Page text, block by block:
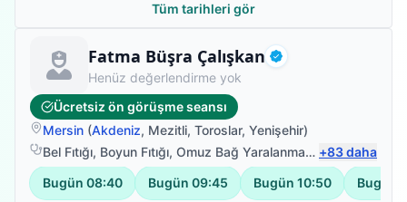
Tüm tarihleri gör
Fatma Büşra Çalışkan Doğrulanmış
Fizyoterapist
Henüz değerlendirme yok
Ücretsiz ön görüşme seansı
Mersin (Akdeniz, Mezitli, Toroslar, Yenişehir)
Bel Fıtığı, Boyun Fıtığı, Omuz Bağ Yaralanması ,Sırt Ağrısı
+83daha
Bugün 08:40 Bugün 09:45 Bugün 10:50 Bugün